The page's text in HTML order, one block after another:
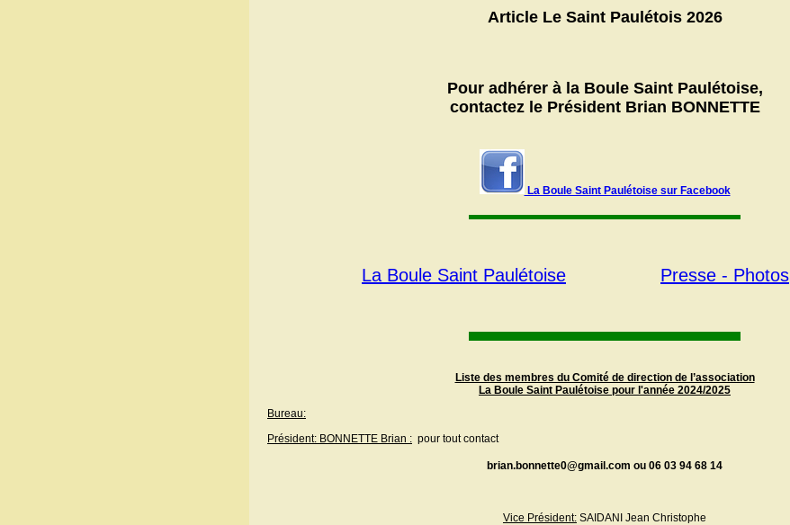
Article Le Saint Paulétois 2026
Pour adhérer à la Boule Saint Paulétoise,
contactez le Président Brian BONNETTE
La Boule Saint Paulétoise sur Facebook
La Boule Saint Paulétoise Presse - Photos
Liste des membres du Comité de direction de l’association
La Boule Saint Paulétoise pour l'année 2024/2025
Bureau:
Président: BONNETTE Brian : pour tout contact
brian.bonnette0@gmail.com ou 06 03 94 68 14
Vice Président: SAIDANI Jean Christophe